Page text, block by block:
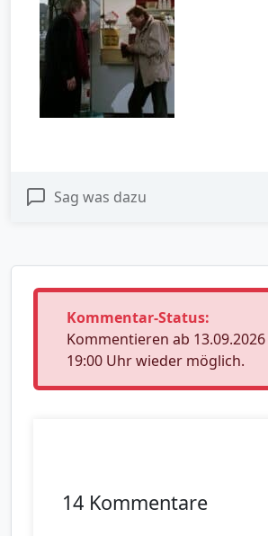
Sag was dazu
Kommentar-Status:
Kommentieren ab
19:00 Uhr wieder möglich.
14 Kommentare